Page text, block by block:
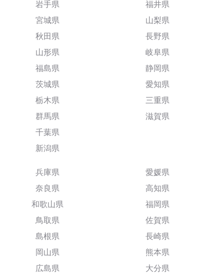
岩手県
宮城県
秋田県
山形県
福島県
茨城県
栃木県
群馬県
千葉県
新潟県
福井県
山梨県
長野県
岐阜県
静岡県
愛知県
三重県
滋賀県
兵庫県
奈良県
和歌山県
鳥取県
島根県
岡山県
広島県
愛媛県
高知県
福岡県
佐賀県
長崎県
熊本県
大分県